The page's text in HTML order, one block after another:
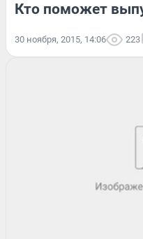
Кто поможет
30 ноября, 2015, 14:06 223